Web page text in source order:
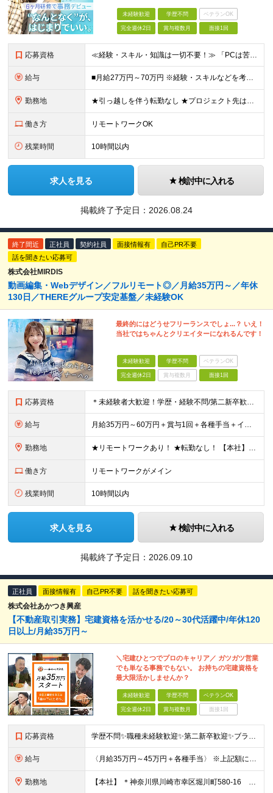
未経験歓迎 学歴不問 ベテランOK
完全週休2日 賞与複数月 面接1回
応募資格 ≪経験・スキル・知識は一切不要！≫ 「PCは苦手」「なんとなくIT」 ――そんな状態からのスタートで大丈夫です。 【応募条件】 ■業界・職種未経験OK ■第二新卒・既卒・フリーターの方も歓迎 ■学歴
給与 ■月給27万円～70万円 ※経験・スキルなどを考慮して決定します。 ※上記金額には固定残業代（月15時間相当分／26,300円～73,500円）を含みます。 超過分は別途支給します。 ★最大200万
勤務地 ★引っ越しを伴う転勤なし ★プロジェクト先は希望やスキルを考慮して決定 本社もしくは東京23区を中心とした 神奈川・千葉・埼玉の各プロジェクト先の勤務となります。 【東京本社】 東京都渋谷区渋谷2
働き方 リモートワークOK
残業時間 10時間以内
求人を見る 検討中に入れる
掲載終了予定日： 2026.08.24
終了間近 正社員 契約社員 面接情報有
自己PR不要
話を聞きたい応募可
株式会社MIRDIS
動画編集・Webデザイン／フルリモート◎／月給35万円～／年休
130日／THEREグループ安定基盤／未経験OK
最終的にはどうせフリーランスでしょ...？ いえ！
当社ではちゃんとクリエイターになれるんです！
未経験歓迎 学歴不問 ベテランOK
完全週休2日 賞与複数月 面接1回
応募資格 ＊未経験者大歓迎！学歴・経験不問/第二新卒歓迎/6ヶ月の充実研修/WEB面接可能＊ ▼未経験歓迎＆完全ポテンシャル採用！▼ 基礎のキソから学べる研修があるので経験は一切不問！ 面接では「あなたの想
給与 月給35万円～60万円＋賞与1回＋各種手当＋インセンティブ ★Point：経験者の方は100％年収UPでの待遇提示も可能！ 【インセンティブについて】 プロジェクト報酬：PJ単価に応じて支給 ※
勤務地 ★リモートワークあり！ ★転勤なし！ 【本社】東京都港区虎ノ門1-16-16 虎ノ門一丁目MGビル ∟虎ノ門駅から徒歩3分のピカピカのオフィス ※その他、1都3県を中心としたプロジェクト先 ※親会
働き方 リモートワークがメイン
残業時間 10時間以内
求人を見る 検討中に入れる
掲載終了予定日： 2026.09.10
正社員 面接情報有 自己PR不要 話を聞きたい応募可
株式会社あかつき興産
【不動産取引実務】宅建資格を活かせる/20～30代活躍中/年休120
日以上/月給35万円～
＼宅建ひとつでプロのキャリア／ ガツガツ営業
でも単なる事務でもない。 お持ちの宅建資格を
最大限活かしませんか？
未経験歓迎 学歴不問 ベテランOK
完全週休2日 賞与複数月 面接1回
応募資格 学歴不問✨職種未経験歓迎✨第二新卒歓迎✨ブランクOK❕ ■宅地建物取引士の資格をお持ちの方 （宅建試験に合格していて宅建士証未交付の方もOK） ◎不動産業界の経験をお持ちの方は歓迎します！
給与 〈月給35万円～45万円＋各種手当〉 ※上記額にはみなし残業代（45時間分・8万700円以上）および一律支給の宅建手当（2万円）を含みます。超過分は全額支給いたします。 ※経験・能力を考慮して決定
勤務地 【本社】 ＊神奈川県川崎市幸区堀川町580-16 川崎テックセンター9階 ※転勤はありません ※受動喫煙対策あり(オフィス内分煙)